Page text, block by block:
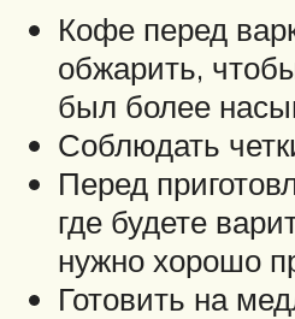
Кофе перед
обжарить,
был более
Соблюдать
Перед
где будете
нужно хорошо
Готовить на